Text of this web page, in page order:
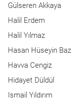
Gülseren Akkaya
Halil Erdem
Halil Yılmaz
Hasan Hüseyin Baz
Havva Cengiz
Hidayet Düldül
Ismail Yıldırım